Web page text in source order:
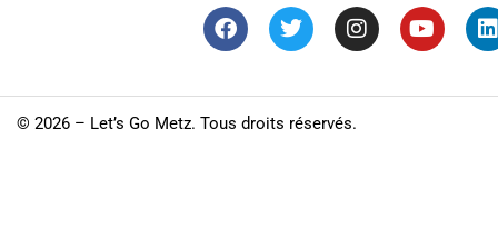
© 2026 – Let’s Go Metz. Tous droits réservés.